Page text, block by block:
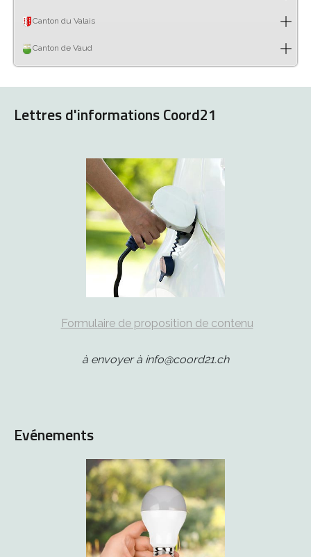
Canton du Valais
Canton de Vaud
Lettres d'informations Coord21
Formulaire de proposition de contenu
à envoyer à info@coord21.ch
Evénements